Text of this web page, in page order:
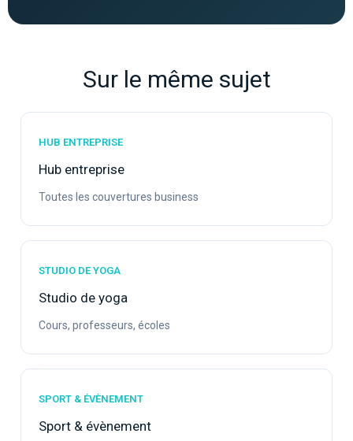
Sur le même sujet
HUB ENTREPRISE
Hub entreprise
Toutes les couvertures business
STUDIO DE YOGA
Studio de yoga
Cours, professeurs, écoles
SPORT & ÉVÈNEMENT
Sport & évènement